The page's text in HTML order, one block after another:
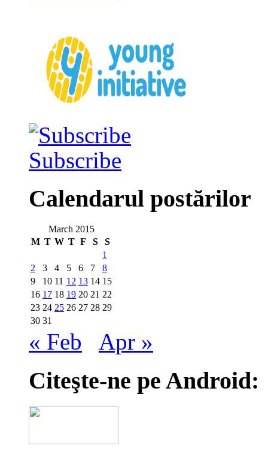
Subscribe
Calendarul postărilor
March 2015
M T W T F S
S
1
2
3 4 5 6 7
8
9
10 11 12 13 14 15
16 17 18 19 20 21 22
23 24 25 26 27 28 29
30 31
« Feb Apr »
Citeşte-ne pe Android: